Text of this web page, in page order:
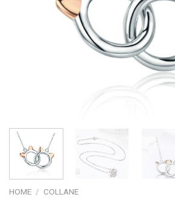
HOME / COLLANE